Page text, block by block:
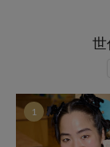
世
1